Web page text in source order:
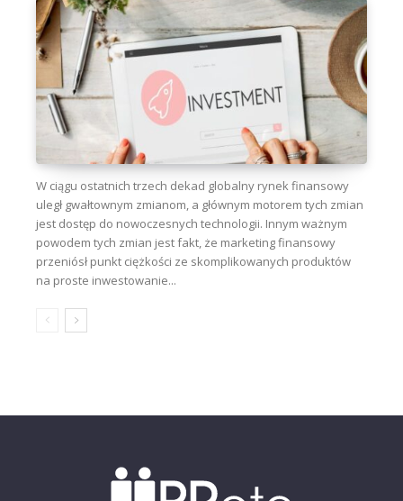
W ciągu ostatnich trzech dekad globalny rynek finansowy
uległ gwałtownym zmianom, a głównym motorem tych zmian
jest dostęp do nowoczesnych technologii. Innym ważnym
powodem tych zmian jest fakt, że marketing finansowy
przeniósł punkt ciężkości ze skomplikowanych produktów
na proste inwestowanie...